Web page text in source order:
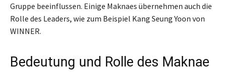
Gruppe beeinflussen. Einige Maknaes übernehmen auch die
Rolle des Leaders, wie zum Beispiel Kang Seung Yoon von
WINNER.
Bedeutung und Rolle des Maknae